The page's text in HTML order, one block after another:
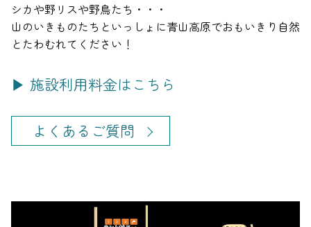
シカや野リスや野鳥たち・・・
山のいきものたちといっしょに青山高原でおもいきり自然
とたわむれてください！
▶ 施設利用料金はこちら
よくあるご質問